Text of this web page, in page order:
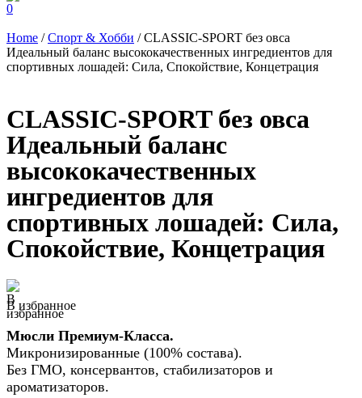
0
Home /Спорт & Хобби / CLASSIC-SPORT без овса
Идеальный баланс высококачественных ингредиентов для
спортивных лошадей: Сила, Спокойствие, Концетрация
CLASSIC-SPORT без овса
Идеальный баланс
высококачественных
ингредиентов для
спортивных лошадей: Сила,
Спокойствие, Концетрация
В избранное
Мюсли Премиум-Класса.
Микронизированные (100% состава).
Без ГМО, консервантов, стабилизаторов и
ароматизаторов.